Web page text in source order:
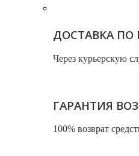
ДОСТАВКА ПО
Через курьерскую
ГАРАНТИЯ
100% возврат